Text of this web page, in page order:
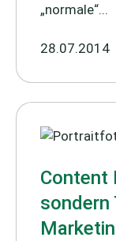
„normale“...
28.07.2014
Content
sondern